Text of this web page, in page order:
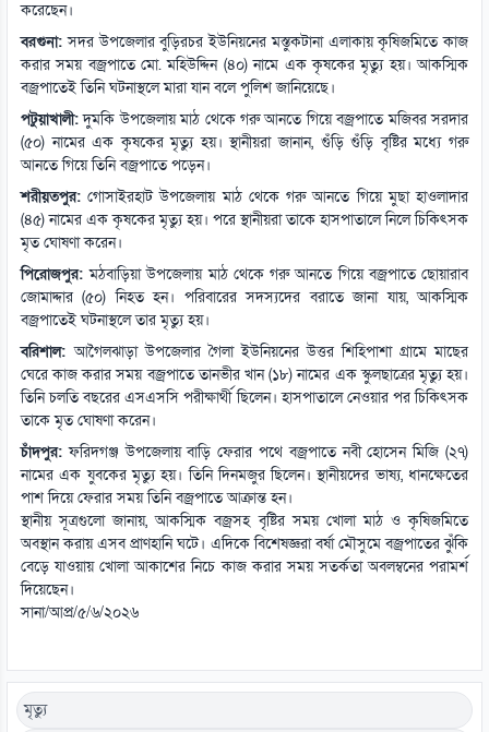
করেছেন।
বরগুনা: সদর উপজেলার বুড়িরচর ইউনিয়নের মস্তুকটানা এলাকায় কৃষিজমিতে কাজ
করার সময় বজ্রপাতে মো. মহিউদ্দিন (৪০) নামে এক কৃষকের মৃত্যু হয়। আকস্মিক
বজ্রপাতেই তিনি ঘটনাস্থলে মারা যান বলে পুলিশ জানিয়েছে।
পটুয়াখালী:দুমকি উপজেলায় মাঠ থেকে গরু আনতে গিয়ে বজ্রপাতে মজিবর সরদার
(৫০) নামের এক কৃষকের মৃত্যু হয়। স্থানীয়রা জানান, গুঁড়ি গুঁড়ি বৃষ্টির মধ্যে গরু
আনতে গিয়ে তিনি বজ্রপাতে পড়েন।
শরীয়তপুর: গোসাইরহাট উপজেলায় মাঠ থেকে গরু আনতে গিয়ে মুছা হাওলাদার
(৪৫) নামের এক কৃষকের মৃত্যু হয়। পরে স্থানীয়রা তাকে হাসপাতালে নিলে চিকিৎসক
মৃত ঘোষণা করেন।
পিরোজপুর:মঠবাড়িয়া উপজেলায় মাঠ থেকে গরু আনতে গিয়ে বজ্রপাতে ছোয়ারাব
জোমাদ্দার (৫০) নিহত হন। পরিবারের সদস্যদের বরাতে জানা যায়, আকস্মিক
বজ্রপাতেই ঘটনাস্থলে তার মৃত্যু হয়।
বরিশাল:আগৈলঝাড়া উপজেলার গৈলা ইউনিয়নের উত্তর শিহিপাশা গ্রামে মাছের
ঘেরে কাজ করার সময় বজ্রপাতে তানভীর খান (১৮) নামের এক স্কুলছাত্রের মৃত্যু হয়।
তিনি চলতি বছরের এসএসসি পরীক্ষার্থী ছিলেন। হাসপাতালে নেওয়ার পর চিকিৎসক
তাকে মৃত ঘোষণা করেন।
চাঁদপুর: ফরিদগঞ্জ উপজেলায় বাড়ি ফেরার পথে বজ্রপাতে নবী হোসেন মিজি (২৭)
নামের এক যুবকের মৃত্যু হয়। তিনি দিনমজুর ছিলেন। স্থানীয়দের ভাষ্য, ধানক্ষেতের
পাশ দিয়ে ফেরার সময় তিনি বজ্রপাতে আক্রান্ত হন।
স্থানীয় সূত্রগুলো জানায়, আকস্মিক বজ্রসহ বৃষ্টির সময় খোলা মাঠ ও কৃষিজমিতে
অবস্থান করায় এসব প্রাণহানি ঘটে। এদিকে বিশেষজ্ঞরা বর্ষা মৌসুমে বজ্রপাতের ঝুঁকি
বেড়ে যাওয়ায় খোলা আকাশের নিচে কাজ করার সময় সতর্কতা অবলম্বনের পরামর্শ
দিয়েছেন।
সানা/আপ্র/৫/৬/২০২৬
মৃত্যু